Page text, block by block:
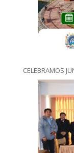
CELEBRAMOS